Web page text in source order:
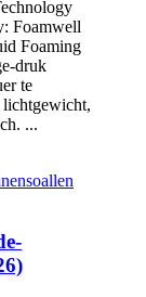
Foamwell
Foaming
druk
te
lichtgewicht,
...